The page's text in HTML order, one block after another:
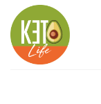
content